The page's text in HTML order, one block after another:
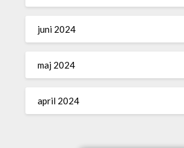
juni 2024
maj 2024
april 2024